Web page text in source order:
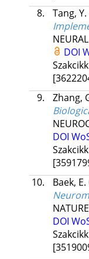
8.
Tang, Y.
DOI
9.
Zhang,
DOI
10.
Baek,
DOI